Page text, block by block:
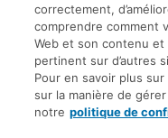
© 2026 Société d'avocats
réservés.
Politique de protection des
Droit d’auteur
correctement,
comprendre comment
Web et son contenu et
pertinent sur d’autres
Pour en savoir plus
sur la manière de
notre politique de